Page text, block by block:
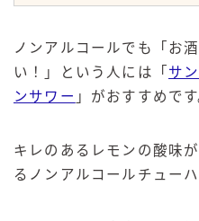
ノンアルコールでも「お
い！」という人には「 サ
ンサワー 」がおすすめです
キレのあるレモンの酸味
るノンアルコールチューハ